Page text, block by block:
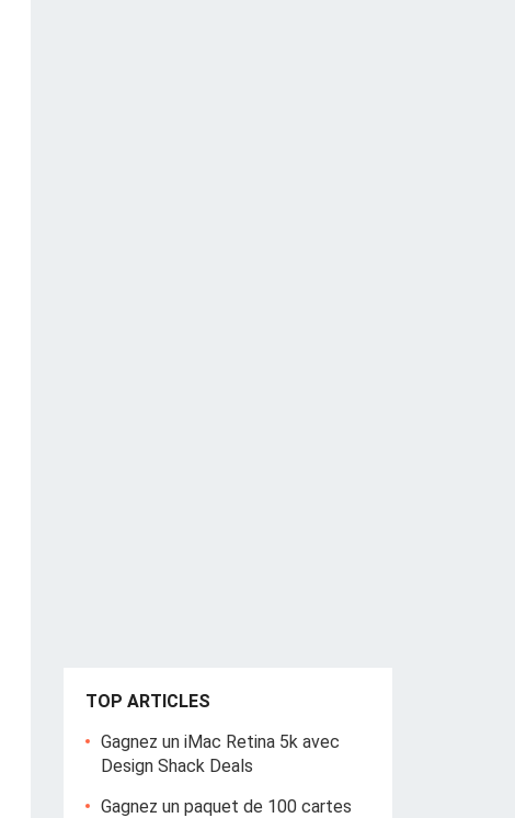
TOP ARTICLES
Gagnez un iMac Retina 5k avec
Design Shack Deals
Gagnez un paquet de 100 cartes